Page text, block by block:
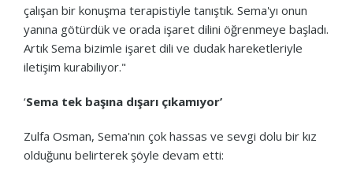
çalışan bir konuşma terapistiyle tanıştık. Sema'yı onun
yanına götürdük ve orada işaret dilini öğrenmeye başladı.
Artık Sema bizimle işaret dili ve dudak hareketleriyle
iletişim kurabiliyor."
‘Sema tek başına dışarı çıkamıyor’
Zulfa Osman, Sema'nın çok hassas ve sevgi dolu bir kız
olduğunu belirterek şöyle devam etti: